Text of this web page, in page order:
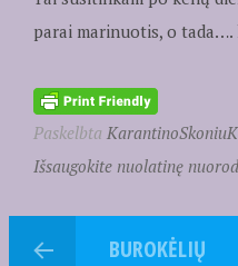
parai marinuotis, o tada….
Paskelbta
Išsaugokite nuolatinę
BUROKĖLIŲ